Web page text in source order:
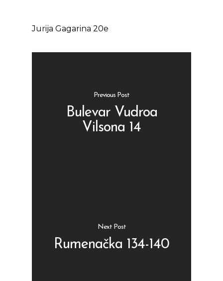
Jurija Gagarina 20e
Previous Post
Bulevar Vudroa
Vilsona 14
Next Post
Rumenačka 134-140
Paketi proizvoda